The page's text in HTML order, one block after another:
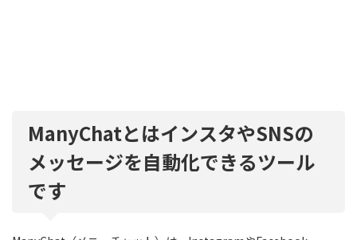
ManyChatとはインスタやSNSの
メッセージを自動化できるツール
です